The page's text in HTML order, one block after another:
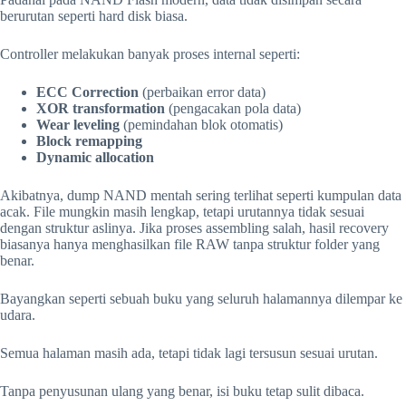
berurutan seperti hard disk biasa.
Controller melakukan banyak proses internal seperti:
ECC Correction (perbaikan error data)
XOR transformation (pengacakan pola data)
Wear leveling (pemindahan blok otomatis)
Block remapping
Dynamic allocation
Akibatnya, dump NAND mentah sering terlihat seperti kumpulan data
acak. File mungkin masih lengkap, tetapi urutannya tidak sesuai
dengan struktur aslinya. Jika proses assembling salah, hasil recovery
biasanya hanya menghasilkan file RAW tanpa struktur folder yang
benar.
Bayangkan seperti sebuah buku yang seluruh halamannya dilempar ke
udara.
Semua halaman masih ada, tetapi tidak lagi tersusun sesuai urutan.
Tanpa penyusunan ulang yang benar, isi buku tetap sulit dibaca.